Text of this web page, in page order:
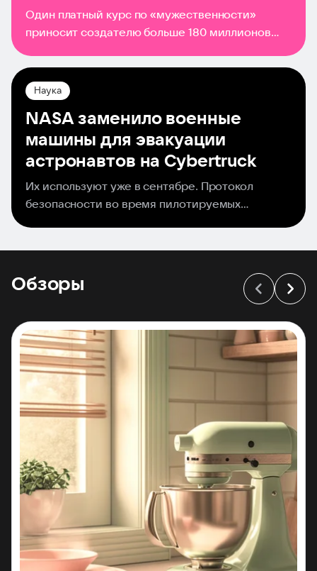
Один платный курс по «мужественности»
приносит создателю больше 180 миллионов
единственный такой проект в сети. Молодых
парней в сети все чаще подталкивают к
покупке решения
Наука
NASA заменило военные
машины для эвакуации
астронавтов на Cybertruck
Их используют уже в сентябре. Протокол
безопасности во время пилотируемых
в случае
Обзоры